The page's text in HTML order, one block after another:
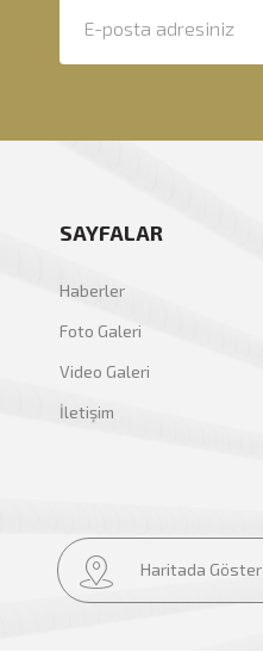
SAYFALAR
Haberler
Foto Galeri
Video Galeri
İletişim
Haritada Göster